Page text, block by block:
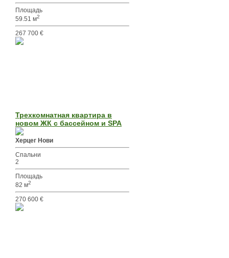
Площадь
59.51 м2
267 700 €
Трехкомнатная квартира в
новом ЖК с бассейном и SPA
Херцег Нови
Спальни
2
Площадь
82 м2
270 600 €